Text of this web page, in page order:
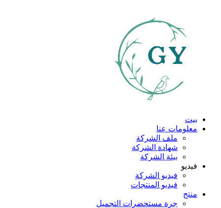
بيت
معلومات عنا
ملف الشركة
شهادة الشركة
بيئة الشركة
فيديو
فيديو الشركة
فيديو المنتجات
منتج
جرة مستحضرات التجميل